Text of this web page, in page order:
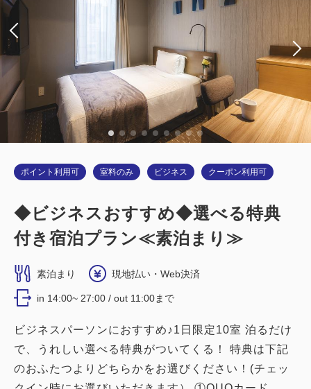
会員価格 15,020円
1名
税・サービス料込
合計 15,320円
Wi-Fiあり（無料）
禁煙ルーム
【禁煙】ダブルルーム
2 1~2名
ダブルサイズ / 幅131-150cm×1
Wi-Fiあり（無料）
ポイント利用可 室料のみ ビジネス クーポン利用可
◆ビジネスおすすめ◆選べる特典
付き宿泊プラン≪素泊まり≫
素泊まり 現地払い・Web決済
in 14:00~ 27:00 / out 11:00まで
ビジネスパーソンにおすすめ♪1日限定10室 泊るだけ
で、うれしい選べる特典がついてくる！ 特典は下記
のおふたつよりどちらかをお選びください！(チェッ